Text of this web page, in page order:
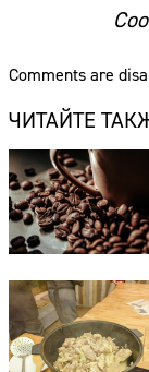
Comments are
ЧИТАЙТЕ